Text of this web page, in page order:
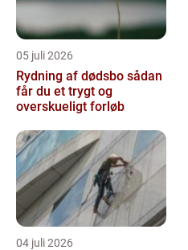
05 juli 2026
Rydning af dødsbo sådan
får du et trygt og
overskueligt forløb
04 juli 2026